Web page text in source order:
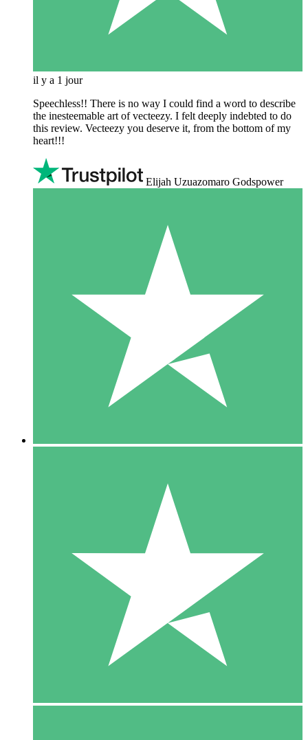
il y a 1 jour
Speechless!! There is no way I could find a word to describe
the inesteemable art of vecteezy. I felt deeply indebted to do
this review. Vecteezy you deserve it, from the bottom of my
heart!!!
Elijah Uzuazomaro Godspower